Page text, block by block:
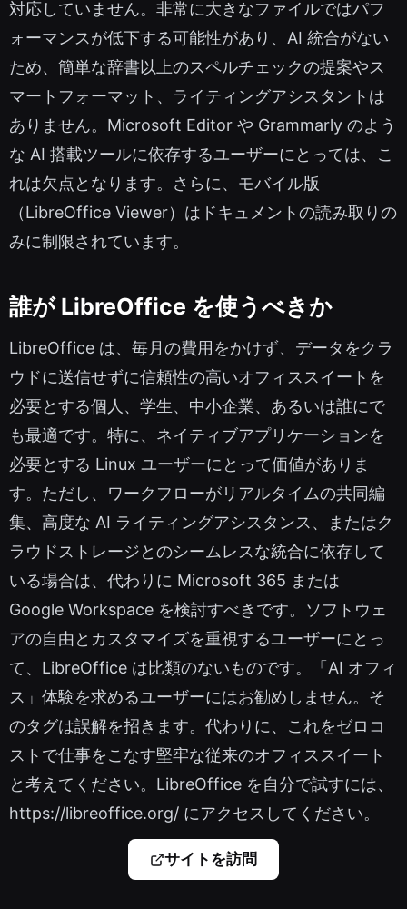
対応していません。非常に大きなファイルではパフ
ォーマンスが低下する可能性があり、AI 統合がない
ため、簡単な辞書以上のスペルチェックの提案やス
マートフォーマット、ライティングアシスタントは
ありません。Microsoft Editor や Grammarly のよう
な AI 搭載ツールに依存するユーザーにとっては、こ
れは欠点となります。さらに、モバイル版
（LibreOffice Viewer）はドキュメントの読み取りの
みに制限されています。
誰が LibreOffice を使うべきか
LibreOffice は、毎月の費用をかけず、データをクラ
ウドに送信せずに信頼性の高いオフィススイートを
必要とする個人、学生、中小企業、あるいは誰にで
も最適です。特に、ネイティブアプリケーションを
必要とする Linux ユーザーにとって価値がありま
す。ただし、ワークフローがリアルタイムの共同編
集、高度な AI ライティングアシスタンス、またはク
ラウドストレージとのシームレスな統合に依存して
いる場合は、代わりに Microsoft 365 または
Google Workspace を検討すべきです。ソフトウェ
アの自由とカスタマイズを重視するユーザーにとっ
て、LibreOffice は比類のないものです。「AI オフィ
ス」体験を求めるユーザーにはお勧めしません。そ
のタグは誤解を招きます。代わりに、これをゼロコ
ストで仕事をこなす堅牢な従来のオフィススイート
と考えてください。LibreOffice を自分で試すには、
https://libreoffice.org/ にアクセスしてください。
サイトを訪問